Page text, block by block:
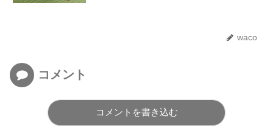
waco
コメント
コメントを書き込む